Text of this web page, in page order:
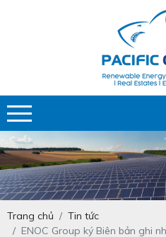
Trang chủ
Tin tức
ENOC Group ký Biên bản ghi